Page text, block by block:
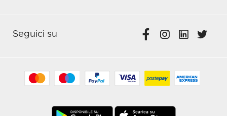
Seguici su